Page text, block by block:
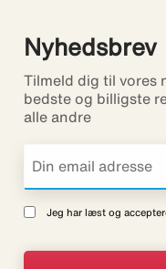
Nyhedsbrev
Tilmeld dig til vores
bedste og billigste
alle andre
Jeg har læst og